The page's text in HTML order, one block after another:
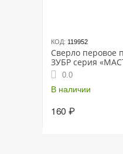
КОД: 119952
Сверло перовое
ЗУБР серия
10x152мм, HEX 1/
0.0
В наличии
160 ₽